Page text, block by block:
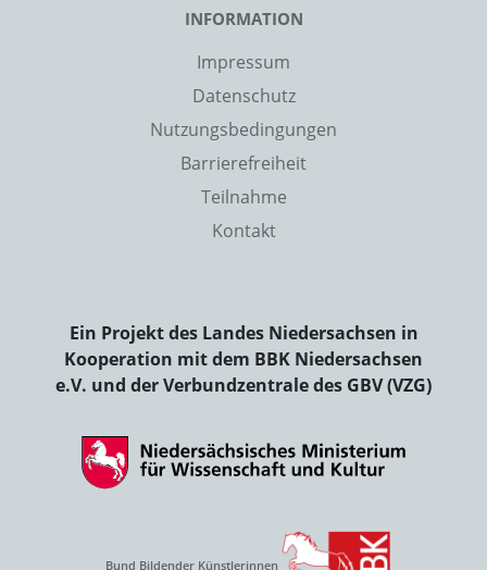
INFORMATION
Impressum
Datenschutz
Nutzungsbedingungen
Barrierefreiheit
Teilnahme
Kontakt
Ein Projekt des Landes Niedersachsen in
Kooperation mit dem BBK Niedersachsen
e.V. und der Verbundzentrale des GBV (VZG)
Bund Bildender Künstlerinnen